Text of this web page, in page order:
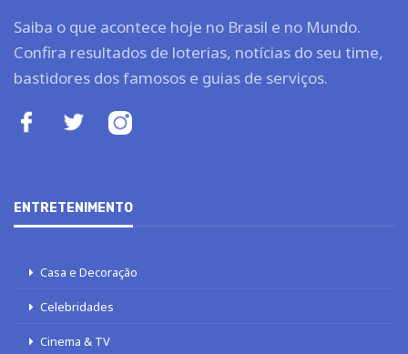
Saiba o que acontece hoje no Brasil e no Mundo.
Confira resultados de loterias, notícias do seu time,
bastidores dos famosos e guias de serviços.
ENTRETENIMENTO
Casa e Decoração
Celebridades
Cinema & TV